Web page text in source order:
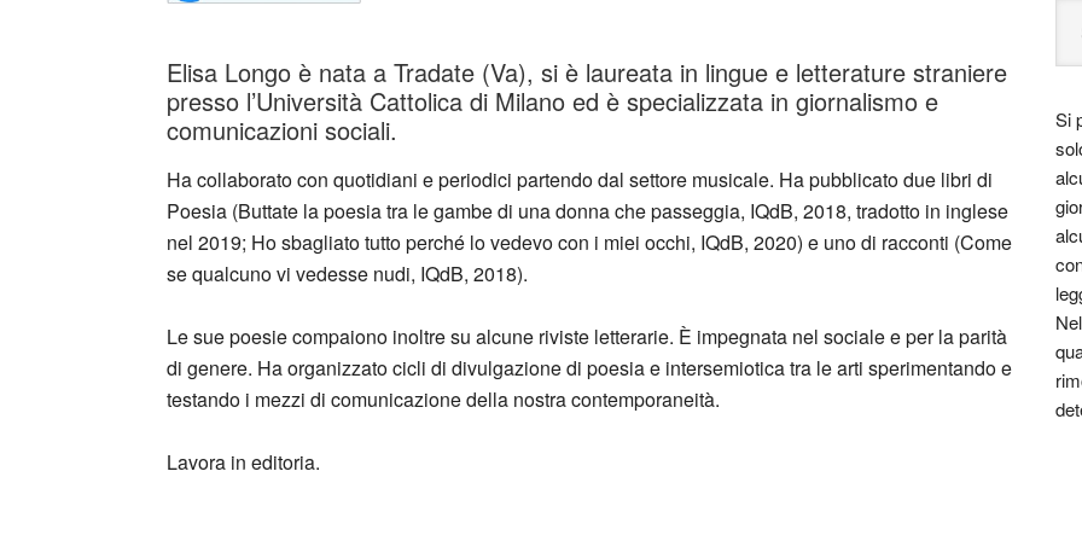
Elisa Longo è nata a Tradate (Va), si è laureata in lingue e letterature straniere
presso l’Università Cattolica di Milano ed è specializzata in giornalismo e
comunicazioni sociali.
Ha collaborato con quotidiani e periodici partendo dal settore musicale. Ha pubblicato due libri di
Poesia (Buttate la poesia tra le gambe di una donna che passeggia, IQdB, 2018, tradotto in inglese
nel 2019; Ho sbagliato tutto perché lo vedevo con i miei occhi, IQdB, 2020) e uno di racconti (Come
se qualcuno vi vedesse nudi, IQdB, 2018).
Le sue poesie compaiono inoltre su alcune riviste letterarie. È impegnata nel sociale e per la parità
di genere. Ha organizzato cicli di divulgazione di poesia e intersemiotica tra le arti sperimentando e
testando i mezzi di comunicazione della nostra contemporaneità.
Lavora in editoria.
Si